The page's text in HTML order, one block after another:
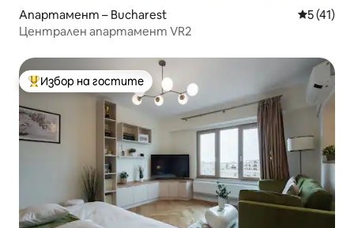
Апартамент – Bucharest Средна
5 (41)
Централен апартамент VR2
Най-популярен избор на гостите
Избор на гостите